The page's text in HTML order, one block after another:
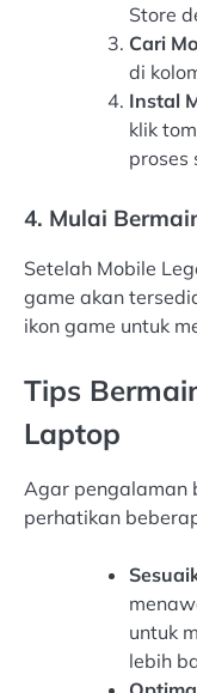
Store
Cari
di
Instal
klik
proses
4. Mulai
Setelah Mobile
game akan
ikon game untuk
Tips
Laptop
Agar pengalaman
perhatikan
untuk
lebih